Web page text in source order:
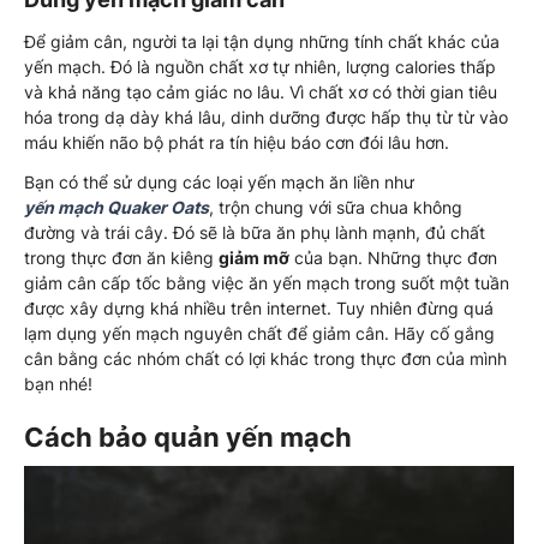
Để giảm cân, người ta lại tận dụng những tính chất khác của
yến mạch. Đó là nguồn chất xơ tự nhiên, lượng calories thấp
và khả năng tạo cảm giác no lâu. Vì chất xơ có thời gian tiêu
hóa trong dạ dày khá lâu, dinh dưỡng được hấp thụ từ từ vào
máu khiến não bộ phát ra tín hiệu báo cơn đói lâu hơn.
Bạn có thể sử dụng các loại yến mạch ăn liền như
yến mạch Quaker Oats, trộn chung với sữa chua không
đường và trái cây. Đó sẽ là bữa ăn phụ lành mạnh, đủ chất
trong thực đơn ăn kiêng giảm mỡ của bạn. Những thực đơn
giảm cân cấp tốc bằng việc ăn yến mạch trong suốt một tuần
được xây dựng khá nhiều trên internet. Tuy nhiên đừng quá
lạm dụng yến mạch nguyên chất để giảm cân. Hãy cố gắng
cân bằng các nhóm chất có lợi khác trong thực đơn của mình
bạn nhé!
Cách bảo quản yến mạch